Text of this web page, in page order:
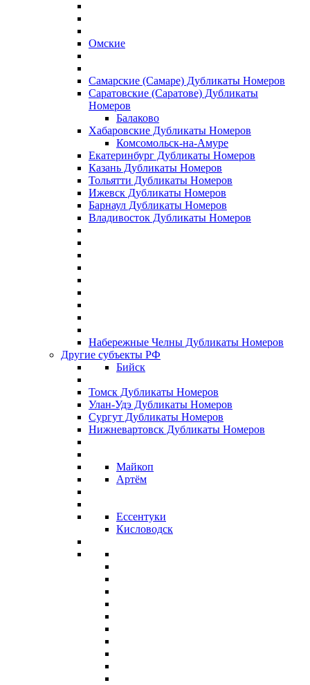
Омские
Самарские (Самаре) Дубликаты Номеров
Саратовские (Саратове) Дубликаты
Номеров
Балаково
Хабаровские Дубликаты Номеров
Комсомольск-на-Амуре
Екатеринбург Дубликаты Номеров
Казань Дубликаты Номеров
Тольятти Дубликаты Номеров
Ижевск Дубликаты Номеров
Барнаул Дубликаты Номеров
Владивосток Дубликаты Номеров
Набережные Челны Дубликаты Номеров
Другие субъекты РФ
Бийск
Томск Дубликаты Номеров
Улан-Удэ Дубликаты Номеров
Сургут Дубликаты Номеров
Нижневартовск Дубликаты Номеров
Майкоп
Артём
Ессентуки
Кисловодск